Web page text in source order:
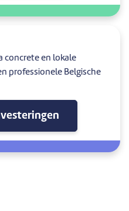
concrete en lokale
professionele Belgische